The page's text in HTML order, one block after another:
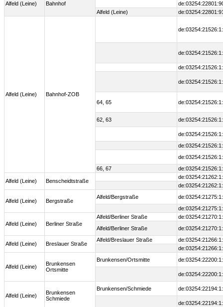
Alfeld (Leine) Bahnhof
Alfeld (Leine)
Alfeld (Leine) Bahnhof-ZOB
64, 65
62, 63
66, 67
Alfeld (Leine) Benscheidtstraße
Alfeld (Leine) Bergstraße
Alfeld/Bergstraße
Alfeld (Leine) Berliner Straße
Alfeld/Berliner Straße
Alfeld/Berliner Straße
Alfeld (Leine) Breslauer Straße
Alfeld/Breslauer Straße
Alfeld (Leine)
Brunkensen
Ortsmitte
Brunkensen/Ortsmitte
Alfeld (Leine)
Brunkensen
Schmiede
Brunkensen/Schmiede